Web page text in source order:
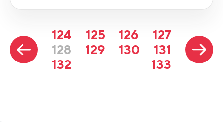
124 125 126
127
128
129 130
131
132
133